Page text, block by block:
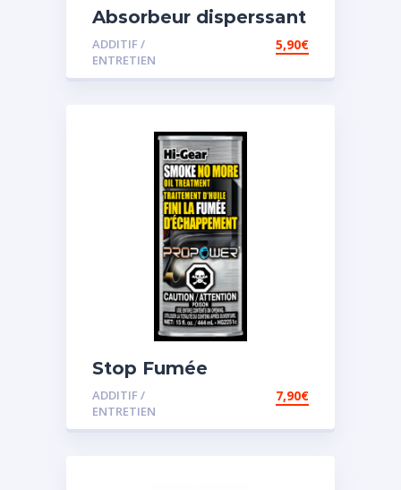
Absorbeur disperssant
d’eau pour carburant
ADDITIF /
ENTRETIEN
5,90€
Stop Fumée
ADDITIF /
ENTRETIEN
7,90€